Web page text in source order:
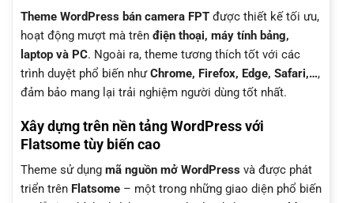
Theme WordPress bán camera FPT được thiết kế tối ưu,
hoạt động mượt mà trên điện thoại, máy tính bảng,
laptop và PC. Ngoài ra, theme tương thích tốt với các
trình duyệt phổ biến nhưChrome, Firefox, Edge, Safari,…,
đảm bảo mang lại trải nghiệm người dùng tốt nhất.
Xây dựng trên nền tảng WordPress với
Flatsome tùy biến cao
Theme sử dụng mã nguồn mở WordPress và được phát
triển trên Flatsome – một trong những giao diện phổ biến